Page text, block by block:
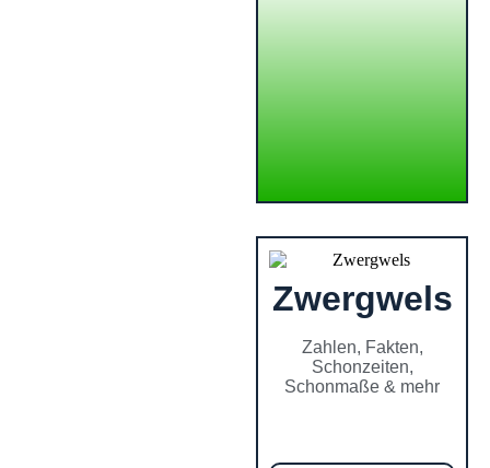
Zwergwels
Zahlen, Fakten,
Schonzeiten,
Schonmaße & mehr